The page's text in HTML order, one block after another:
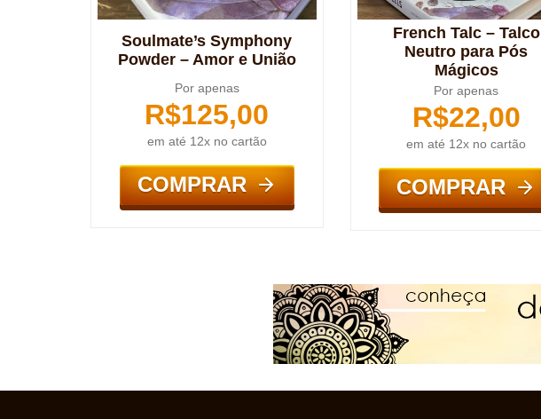
Soulmate’s Symphony
Powder – Amor e União
Por apenas
R$125,00
em até 12x no cartão
COMPRAR
French Talc – Talco
Neutro para Pós
Mágicos
Por apenas
R$22,00
em até 12x no cartão
COMPRAR